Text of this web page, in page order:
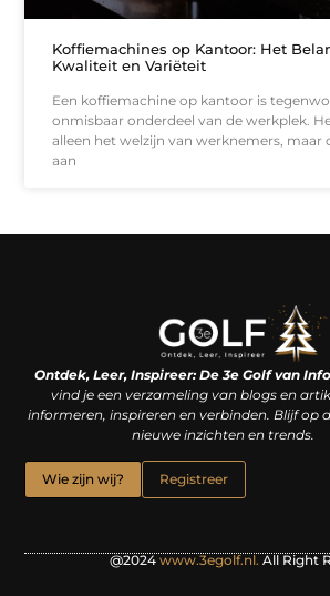
Koffiemachines op Kantoor: Het
Kwaliteit en Variëteit
Een koffiemachine op kantoor is
onmisbaar onderdeel van de werkplek.
alleen het welzijn van werknemers, maar
aan
Ontdek, Leer, Inspireer: De 3e Golf van
vind je een verzameling van blogs en
informeren, inspireren en verbinden. Blijf op
nieuwe inzichten en trends.
Wie zijn wij? Registreer
@2024www.3egolf.nl.All Right